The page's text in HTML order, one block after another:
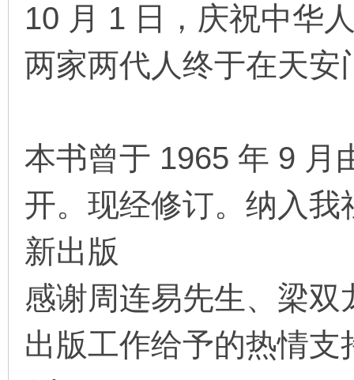
10 月 1 日，庆祝中华
两家两代人终于在天安
本书曾于 1965 年 9 月
开。现经修订。纳入
新出版
感谢周连易先生、梁
出版工作给予的热情支